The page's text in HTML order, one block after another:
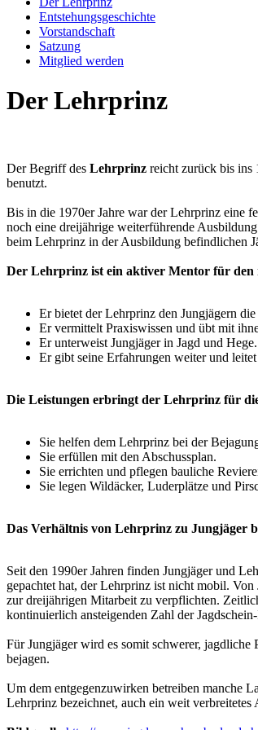
Entstehungsgeschichte
Vorstandschaft
Satzung
Mitglied werden
Der Lehrprinz
Der Begriff des Lehrprinz reicht zurück bis ins
benutzt.
Bis in die 1970er Jahre war der Lehrprinz eine
noch eine dreijährige weiterführende
beim Lehrprinz in der Ausbildung befindlichen
Der Lehrprinz ist ein aktiver Mentor für den
Er bietet der Lehrprinz den Jungjägern
Er vermittelt Praxiswissen und übt mit
Er unterweist Jungjäger in Jagd und Hege.
Er gibt seine Erfahrungen weiter und
Die Leistungen erbringt der Lehrprinz für
Sie helfen dem Lehrprinz bei der
Sie erfüllen mit den Abschussplan.
Sie errichten und pflegen bauliche
Sie legen Wildäcker, Luderplätze und
Das Verhältnis von Lehrprinz zu Jungjäger
Seit den 1990er Jahren finden Jungjäger und
gepachtet hat, der Lehrprinz ist nicht mobil.
zur dreijährigen Mitarbeit zu verpflichten.
kontinuierlich ansteigenden Zahl der
Für Jungjäger wird es somit schwerer, jagdliche
bejagen.
Um dem entgegenzuwirken betreiben manche
Lehrprinz bezeichnet, auch ein weit